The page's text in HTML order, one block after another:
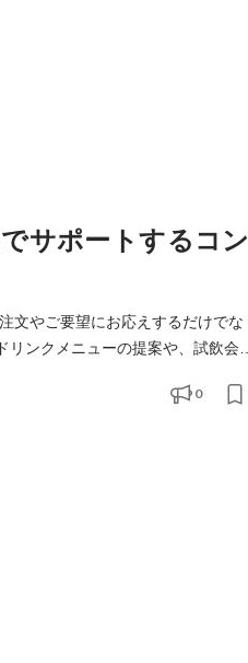
サポートするコン
文やご要望にお応えするだけでな
ンクメニューの提案や、試飲会の
SHIBATAYAらしい新しい提案で
0